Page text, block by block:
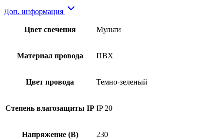
Доп. информация
Цвет свечения Мульти
Материал провода ПВХ
Цвет провода Темно-зеленый
Степень влагозащиты IP IP 20
Напряжение (В) 230